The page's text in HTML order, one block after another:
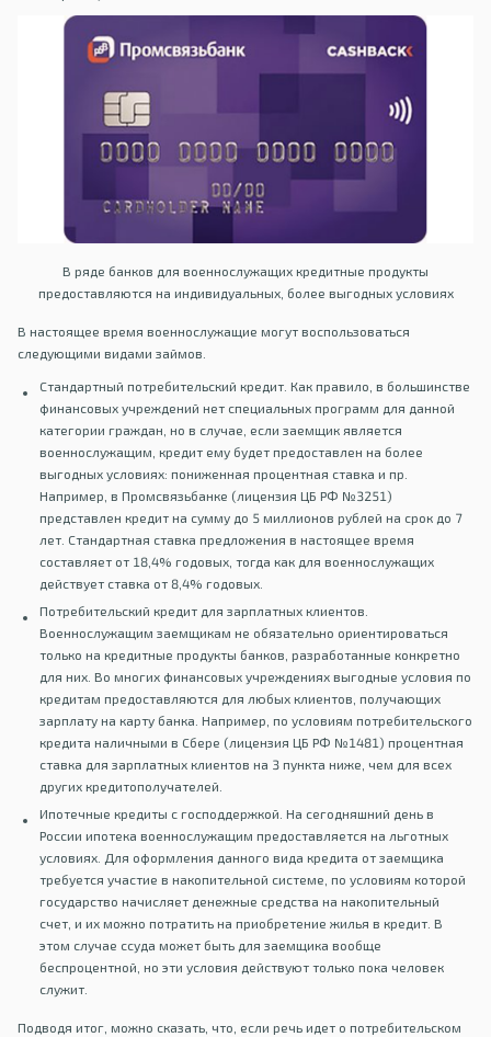
В ряде банков для военнослужащих кредитные продукты
предоставляются на индивидуальных, более выгодных условиях
В настоящее время военнослужащие могут воспользоваться
следующими видами займов.
Стандартный потребительский кредит. Как правило, в большинстве
финансовых учреждений нет специальных программ для данной
категории граждан, но в случае, если заемщик является
военнослужащим, кредит ему будет предоставлен на более
выгодных условиях: пониженная процентная ставка и пр.
Например, в Промсвязьбанке (лицензия ЦБ РФ №3251)
представлен кредит на сумму до 5 миллионов рублей на срок до 7
лет. Стандартная ставка предложения в настоящее время
составляет от 18,4% годовых, тогда как для военнослужащих
действует ставка от 8,4% годовых.
Потребительский кредит для зарплатных клиентов.
Военнослужащим заемщикам не обязательно ориентироваться
только на кредитные продукты банков, разработанные конкретно
для них. Во многих финансовых учреждениях выгодные условия по
кредитам предоставляются для любых клиентов, получающих
зарплату на карту банка. Например, по условиям потребительского
кредита наличными в Сбере (лицензия ЦБ РФ №1481) процентная
ставка для зарплатных клиентов на 3 пункта ниже, чем для всех
других кредитополучателей.
Ипотечные кредиты с господдержкой. На сегодняшний день в
России ипотека военнослужащим предоставляется на льготных
условиях. Для оформления данного вида кредита от заемщика
требуется участие в накопительной системе, по условиям которой
государство начисляет денежные средства на накопительный
счет, и их можно потратить на приобретение жилья в кредит. В
этом случае ссуда может быть для заемщика вообще
беспроцентной, но эти условия действуют только пока человек
служит.
Подводя итог, можно сказать, что, если речь идет о потребительском